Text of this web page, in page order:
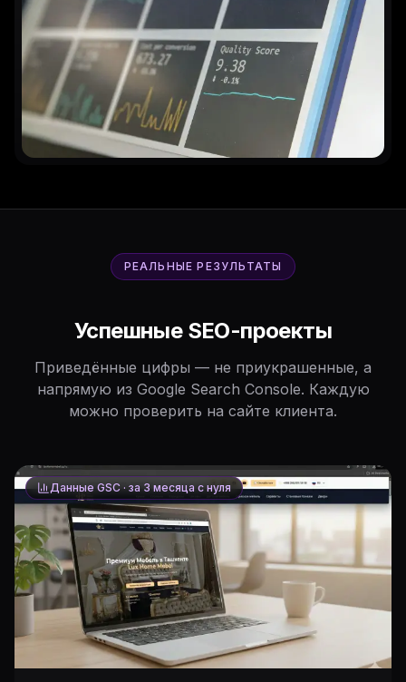
РЕАЛЬНЫЕ РЕЗУЛЬТАТЫ
Успешные SEO-проекты
Приведённые цифры — не приукрашенные, а
напрямую из Google Search Console. Каждую
можно проверить на сайте клиента.
Данные GSC ·за 3 месяца с нуля